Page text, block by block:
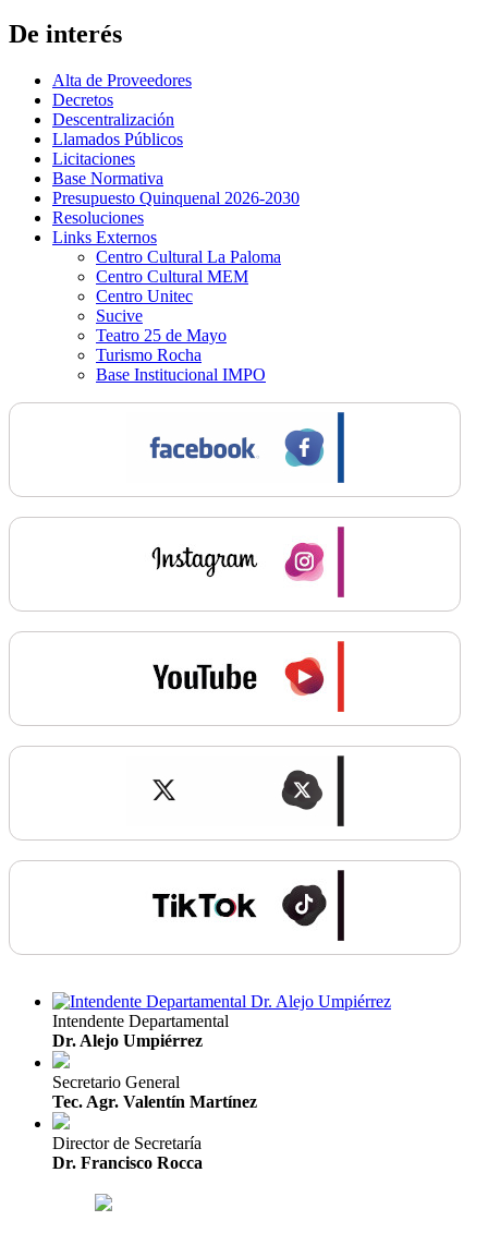
De interés
Alta de Proveedores
Decretos
Descentralización
Llamados Públicos
Licitaciones
Base Normativa
Presupuesto Quinquenal 2026-2030
Resoluciones
Links Externos
Centro Cultural La Paloma
Centro Cultural MEM
Centro Unitec
Sucive
Teatro 25 de Mayo
Turismo Rocha
Base Institucional IMPO
Intendente Departamental
Dr. Alejo Umpiérrez
Secretario General
Tec. Agr. Valentín Martínez
Director de Secretaría
Dr. Francisco Rocca